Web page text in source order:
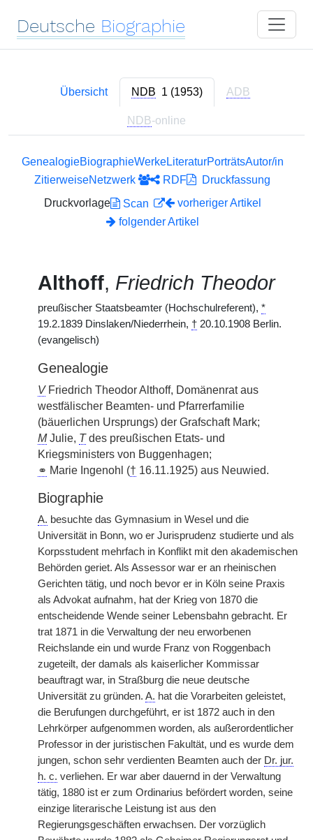
Deutsche Biographie
Übersicht NDB 1 (1953) ADB
NDB-online
GenealogieBiographieWerkeLiteraturPorträtsAutor/in
ZitierweiseNetzwerk RDF
Druckfassung
Druckvorlage
Scan
vorheriger Artikel
folgender Artikel
Althoff, Friedrich Theodor
preußischer Staatsbeamter (Hochschulreferent), *
19.2.1839 Dinslaken/Niederrhein, † 20.10.1908 Berlin.
(evangelisch)
Genealogie
VFriedrich Theodor Althoff, Domänenrat aus
westfälischer Beamten- und Pfarrerfamilie
(bäuerlichen Ursprungs) der Grafschaft Mark;
MJulie, Tdes preußischen Etats- und
Kriegsministers von Buggenhagen;
⚭ Marie Ingenohl († 16.11.1925) aus Neuwied.
Biographie
A. besuchte das Gymnasium in Wesel und die
Universität in Bonn, wo er Jurisprudenz studierte und als
Korpsstudent mehrfach in Konflikt mit den akademischen
Behörden geriet. Als Assessor war er an rheinischen
Gerichten tätig, und noch bevor er in Köln seine Praxis
als Advokat aufnahm, hat der Krieg von 1870 die
entscheidende Wende seiner Lebensbahn gebracht. Er
trat 1871 in die Verwaltung der neu erworbenen
Reichslande ein und wurde Franz von Roggenbach
zugeteilt, der damals als kaiserlicher Kommissar
beauftragt war, in Straßburg die neue deutsche
Universität zu gründen. A. hat die Vorarbeiten geleistet,
die Berufungen durchgeführt, er ist 1872 auch in den
Lehrkörper aufgenommen worden, als außerordentlicher
Professor in der juristischen Fakultät, und es wurde dem
jungen, schon sehr verdienten Beamten auch der Dr. jur.
h. c. verliehen. Er war aber dauernd in der Verwaltung
tätig, 1880 ist er zum Ordinarius befördert worden, seine
einzige literarische Leistung ist aus den
Regierungsgeschäften erwachsen. Der vorzüglich